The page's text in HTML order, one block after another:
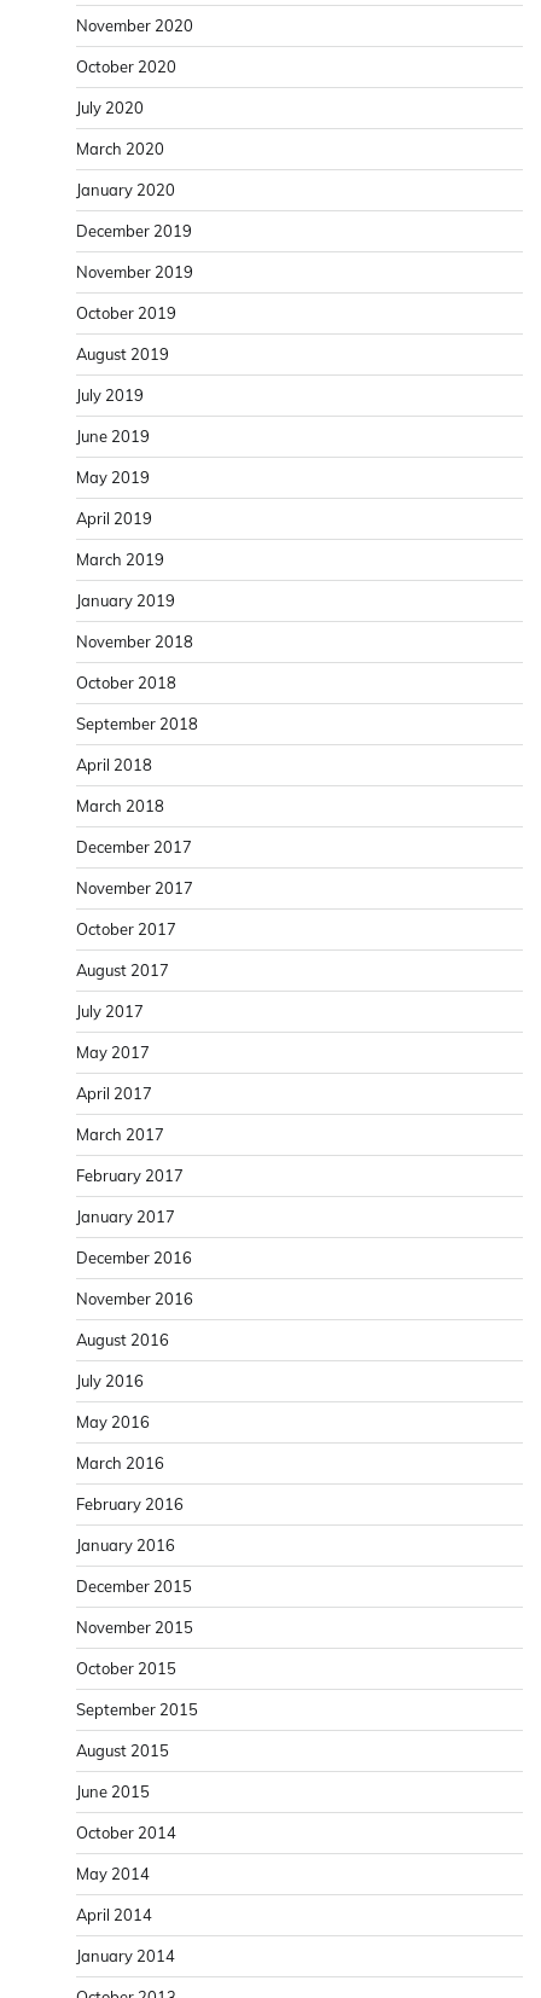
November 2020
October 2020
July 2020
March 2020
January 2020
December 2019
November 2019
October 2019
August 2019
July 2019
June 2019
May 2019
April 2019
March 2019
January 2019
November 2018
October 2018
September 2018
April 2018
March 2018
December 2017
November 2017
October 2017
August 2017
July 2017
May 2017
April 2017
March 2017
February 2017
January 2017
December 2016
November 2016
August 2016
July 2016
May 2016
March 2016
February 2016
January 2016
December 2015
November 2015
October 2015
September 2015
August 2015
June 2015
October 2014
May 2014
April 2014
January 2014